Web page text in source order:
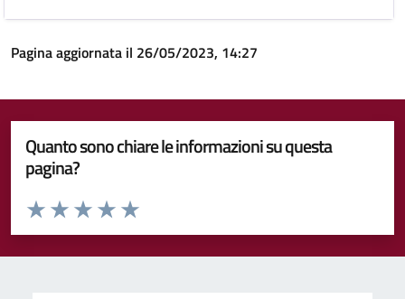
Pagina aggiornata il 26/05/2023, 14:27
Quanto sono chiare le informazioni su questa
pagina?
Valuta da 1 a 5 stelle la pagina
Valuta 5 stelle su 5
Valuta 4 stelle su 5
Valuta 3 stelle su 5
Valuta 2 stelle su 5
Valuta 1 stelle su 5